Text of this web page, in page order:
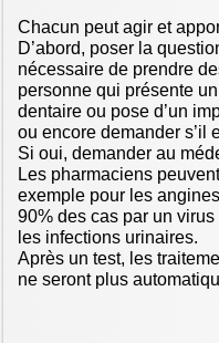
Chacun peut agir et
D’abord, poser la
nécessaire de prendre
personne qui présente
dentaire ou pose d’un
ou encore demander s’il
Si oui, demander au
Les pharmaciens
exemple pour les
90% des cas par un
les infections urinaires.
Après un test, les
ne seront plus